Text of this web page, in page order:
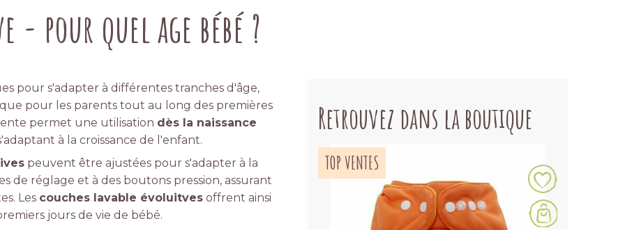
- pour quel age bébé ?
pour s'adapter à différentes tranches d'âge,
pour les parents tout au long des premières
permet une utilisation dès la naissance
à la croissance de l'enfant.
peuvent être ajustées pour s'adapter à la
de réglage et à des boutons pression, assurant
Les couches lavable évoluitves offrent ainsi
jours de vie de bébé.
Retrouvez dans la boutique
TOP VENTES